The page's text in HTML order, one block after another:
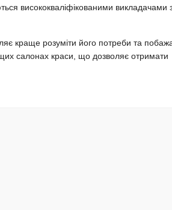
висококваліфікованими викладачами
краще розуміти його потреби та
салонах краси, що дозволяє отримати